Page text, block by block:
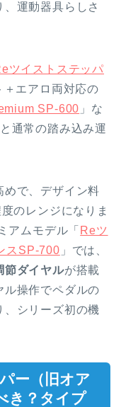
運動器具らしさ
ツイストステッパ
＋エアロ両対応の
SP-600 」な
通常の踏み込み運
めで、デザイン料
のレンジになりま
アムモデル「 Reツ
スSP-700 」では、
節ダイヤルが搭載
ル操作でペダルの
、シリーズ初の機
ー（旧オア
き？タイプ